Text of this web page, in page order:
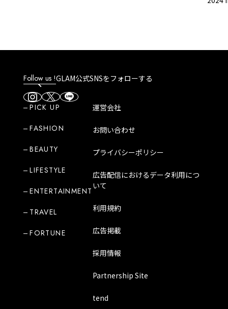
Follow us !GLAM公式SNSをフォローする
PICK UP
FASHION
BEAUTY
LIFESTYLE
ENTERTAINMENT
TRAVEL
FORTUNE
運営会社
お問い合わせ
プライバシーポリシー
広告配信におけるデータ利用につ
いて
利用規約
広告掲載
採用情報
Partnership Site
tend